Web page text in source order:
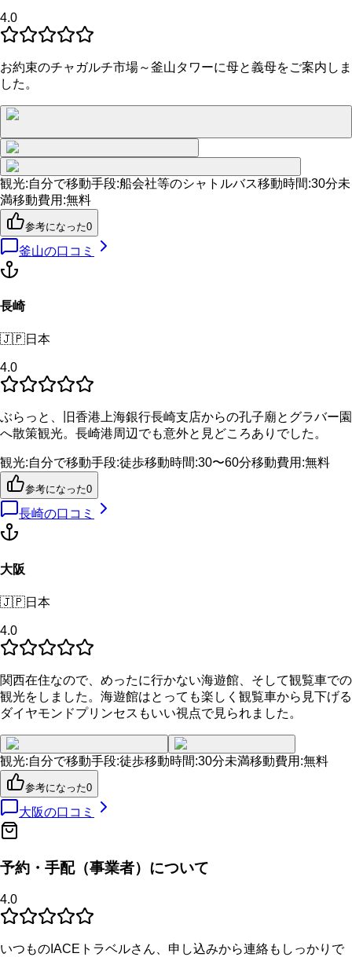
4.0
お約束のチャガルチ市場～釜山タワーに母と義母をご案内しま
した。
観光:自分で移動手段:船会社等のシャトルバス移動時間:30分未
満移動費用 :無料
参考になった0
釜山の口コミ
長崎
🇯🇵日本
4.0
ぶらっと、旧香港上海銀行長崎支店からの孔子廟とグラバー園
へ散策観光。長崎港周辺でも意外と見どころありでした。
観光:自分で移動手段:徒歩移動時間:30〜60分移動費用 :無料
参考になった0
長崎の口コミ
大阪
🇯🇵日本
4.0
関西在住なので、めったに行かない海遊館、そして観覧車での
観光をしました。海遊館はとっても楽しく観覧車から見下げる
ダイヤモンドプリンセスもいい視点で見られました。
観光:自分で移動手段:徒歩移動時間:30分未満移動費用 :無料
参考になった0
大阪の口コミ
予約・手配（事業者）について
4.0
いつものIACEトラベルさん、申し込みから連絡もしっかりで